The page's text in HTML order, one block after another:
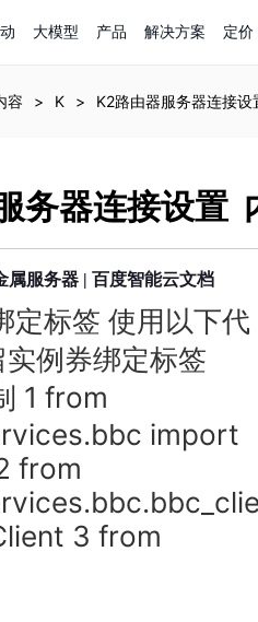
大模型 产品 解决方案 定价
产品
新手专享
企业专享权益
权益礼包至高可
入门到进阶，大
仅为业界6%
结构创新和超高上下文效率、Agent 能力得到专项优化
面升级
ERNIE 4.5 Turbo
ERNIE X1 Turbo
ERNIE X1.1
优惠上云 上云领
一键部署DuClaw，零门
云服务器 BCC
安全稳定，提供高弹性
配备GPU的云端服务器
轻量应用服务器
Hermes Agent应用部
10分钟快速部署
快速搭建与AI
价格详情
了解定价模式，合理选择
开发者资源
SDK中心
API平台
示例代码中心
新手入门
最佳实践
成为合作伙伴
解决方案销售伙伴
技术合作伙伴
服务伙伴
云市场
网站建设
安全服务
增值服务-百度智能云知
提供常见使用问题快速解决通道
云专家服务
一对一定制化支持服务
企业支持计划
复杂业务专属支持
最佳实践
联合央视聚焦企业数字化转型
智能中国 | 标杆案例
云智一体赋能千行百业
容 K K2路由器服务器连接设
务器连接设置
属服务器 | 百度智能云文档
定标签 使用以下代
例券绑定标签
1 from
import
from
3 from